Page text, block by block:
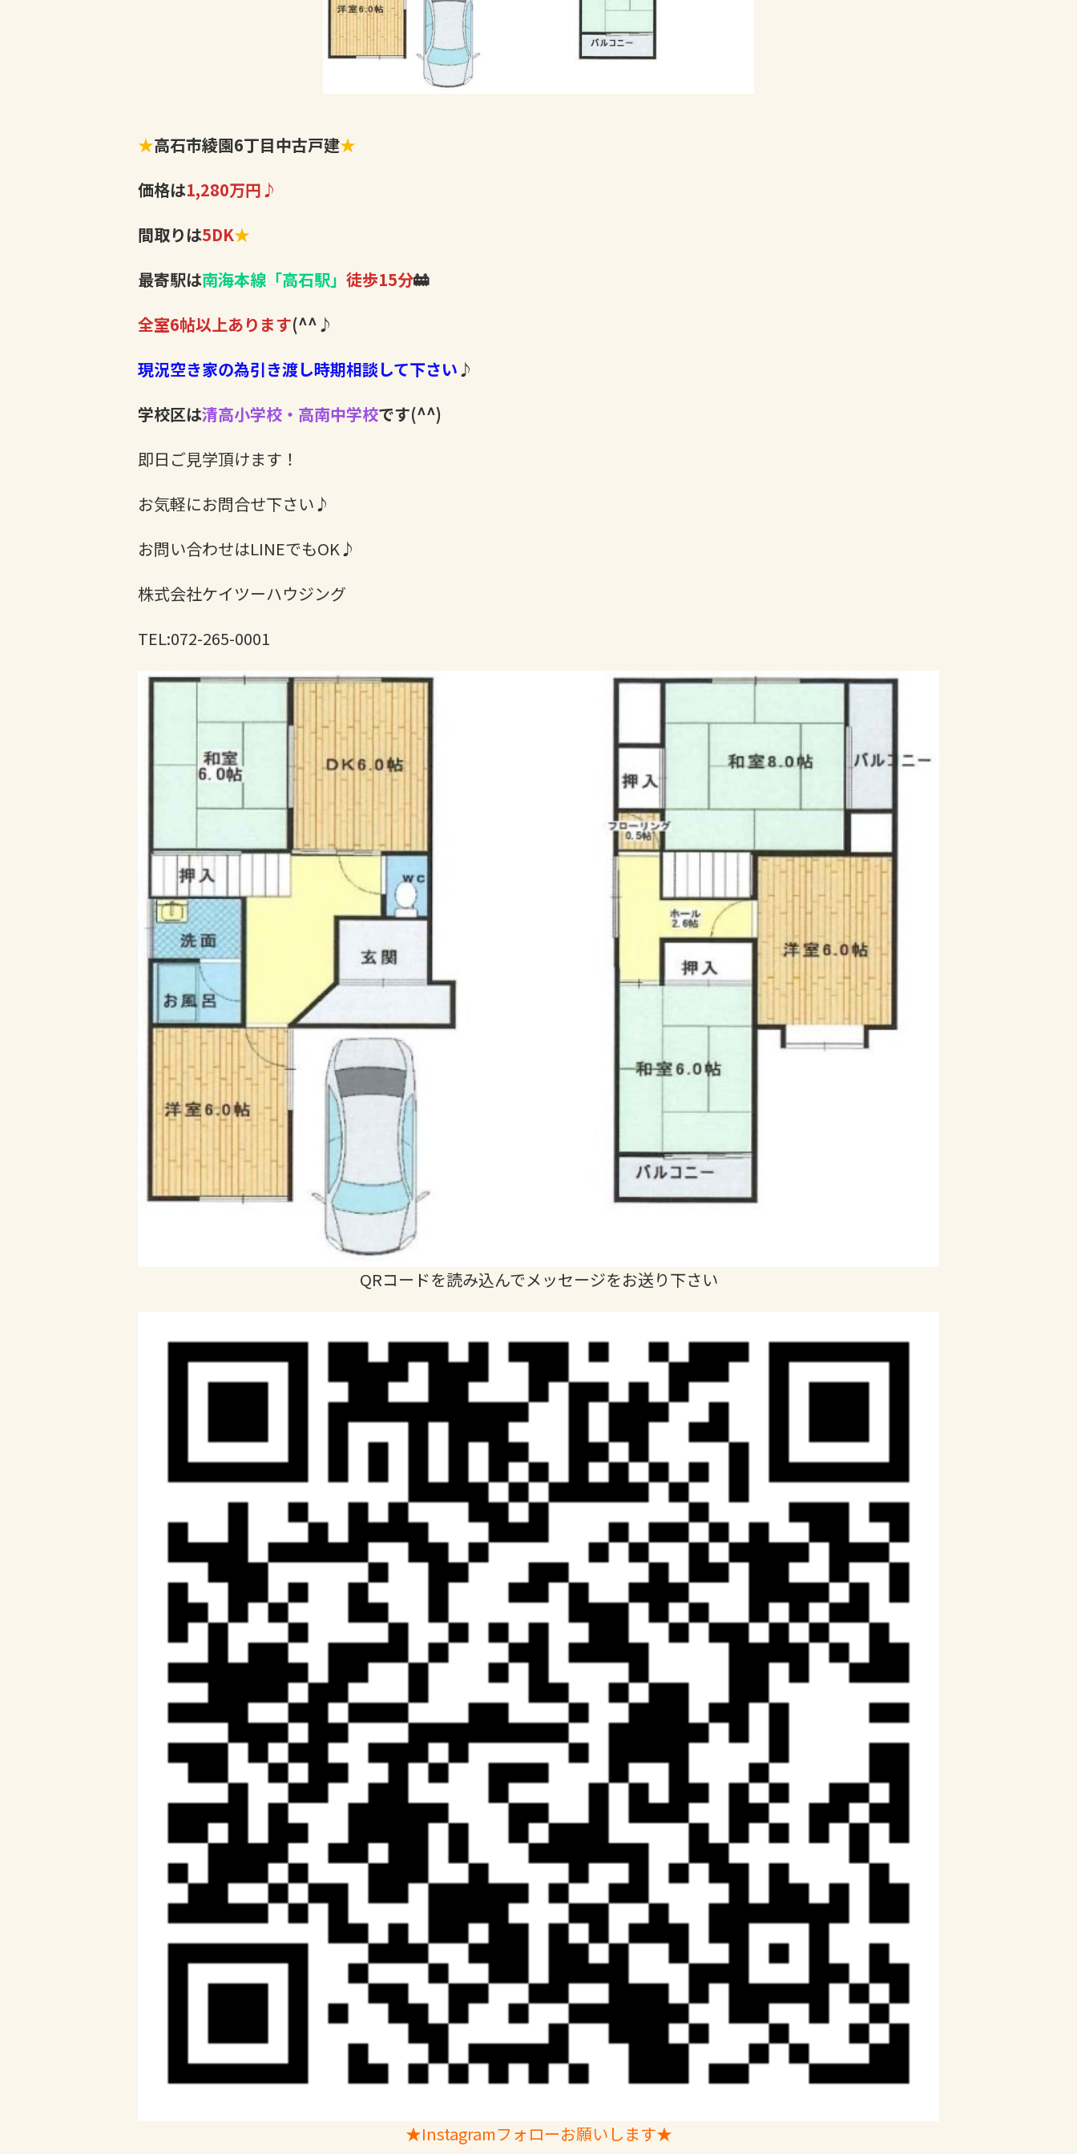
★高石市綾園6丁目中古戸建★
価格は1,280万円♪
間取りは5DK★
最寄駅は南海本線「高石駅」 徒歩15分🚋
全室6帖以上あります(^^♪
現況空き家の為引き渡し時期相談して下さい♪
学校区は清高小学校・高南中学校です(^^)
即日ご見学頂けます！
お気軽にお問合せ下さい♪
お問い合わせはLINEでもOK♪
株式会社ケイツーハウジング
TEL:072-265-0001
QRコードを読み込んでメッセージをお送り下さい
★Instagramフォローお願いします★